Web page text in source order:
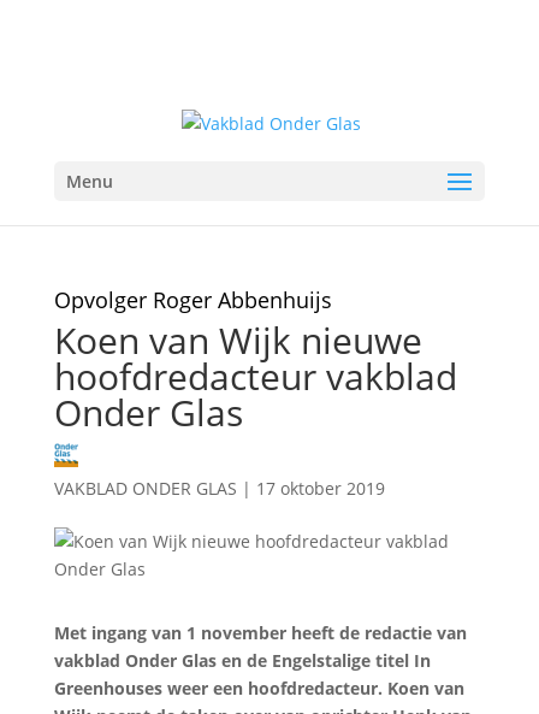
Menu
Opvolger Roger Abbenhuijs
Koen van Wijk nieuwe
hoofdredacteur vakblad
Onder Glas
VAKBLAD ONDER GLAS | 17 oktober 2019
Met ingang van 1 november heeft de redactie van
vakblad Onder Glas en de Engelstalige titel In
Greenhouses weer een hoofdredacteur. Koen van